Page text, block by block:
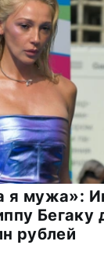
я мужа»:
Бегаку
рублей